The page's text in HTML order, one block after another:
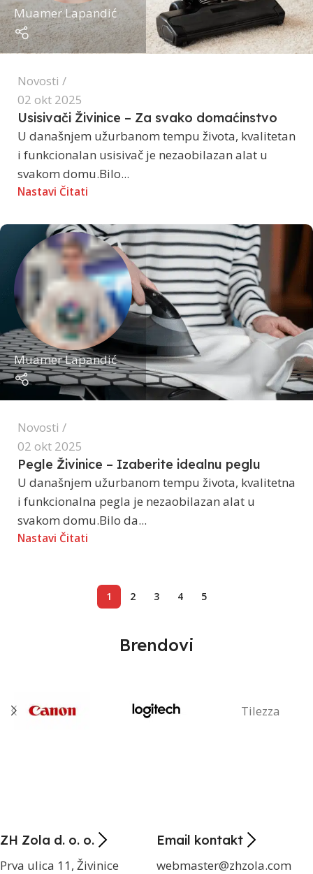
Muamer Lapandić
Novosti
02 okt 2025
Usisivači Živinice – Za svako domaćinstvo
U današnjem užurbanom tempu života, kvalitetan
i funkcionalan usisivač je nezaobilazan alat u
svakom domu.Bilo...
Nastavi Čitati
Muamer Lapandić
Novosti
02 okt 2025
Pegle Živinice – Izaberite idealnu peglu
U današnjem užurbanom tempu života, kvalitetna
i funkcionalna pegla je nezaobilazan alat u
svakom domu.Bilo da...
Nastavi Čitati
1 2 3 4 5
Brendovi
Tilezza
ZH Zola d. o. o.
Prva ulica 11, Živinice
Email kontakt
webmaster@zhzola.com